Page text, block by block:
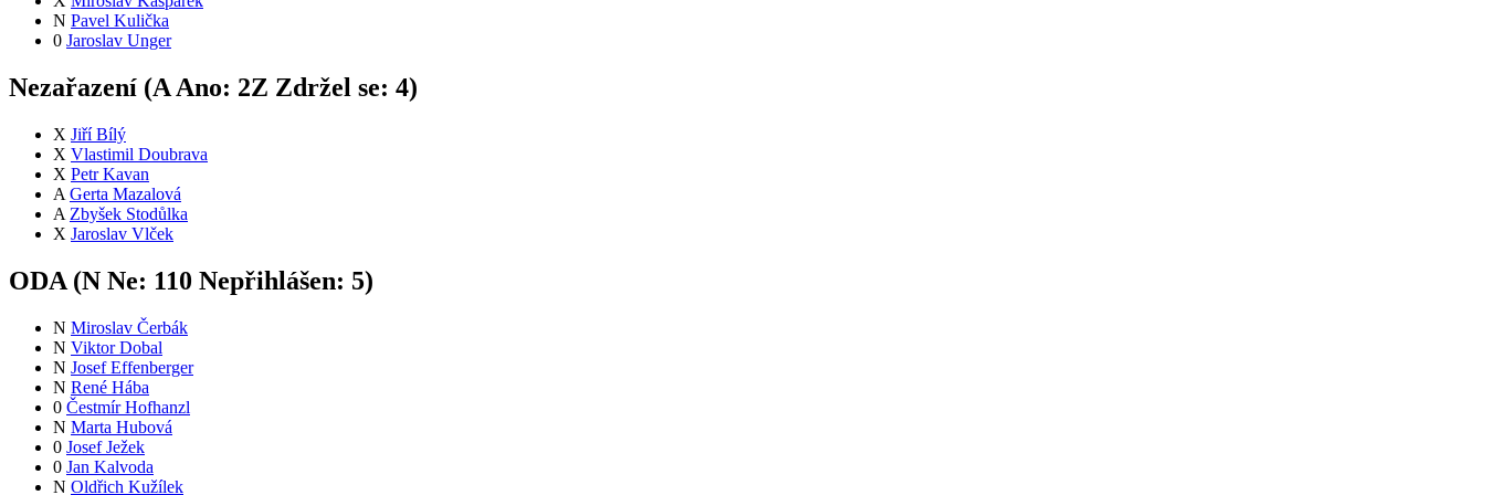
N Pavel Kulička
0 Jaroslav Unger
Nezařazení (A Ano: 2Z Zdržel se: 4)
X Jiří Bílý
X Vlastimil Doubrava
X Petr Kavan
A Gerta Mazalová
A Zbyšek Stodůlka
X Jaroslav Vlček
ODA (N Ne: 110 Nepřihlášen: 5)
N Miroslav Čerbák
N Viktor Dobal
N Josef Effenberger
N René Hába
0 Čestmír Hofhanzl
N Marta Hubová
0 Josef Ježek
0 Jan Kalvoda
N Oldřich Kužílek